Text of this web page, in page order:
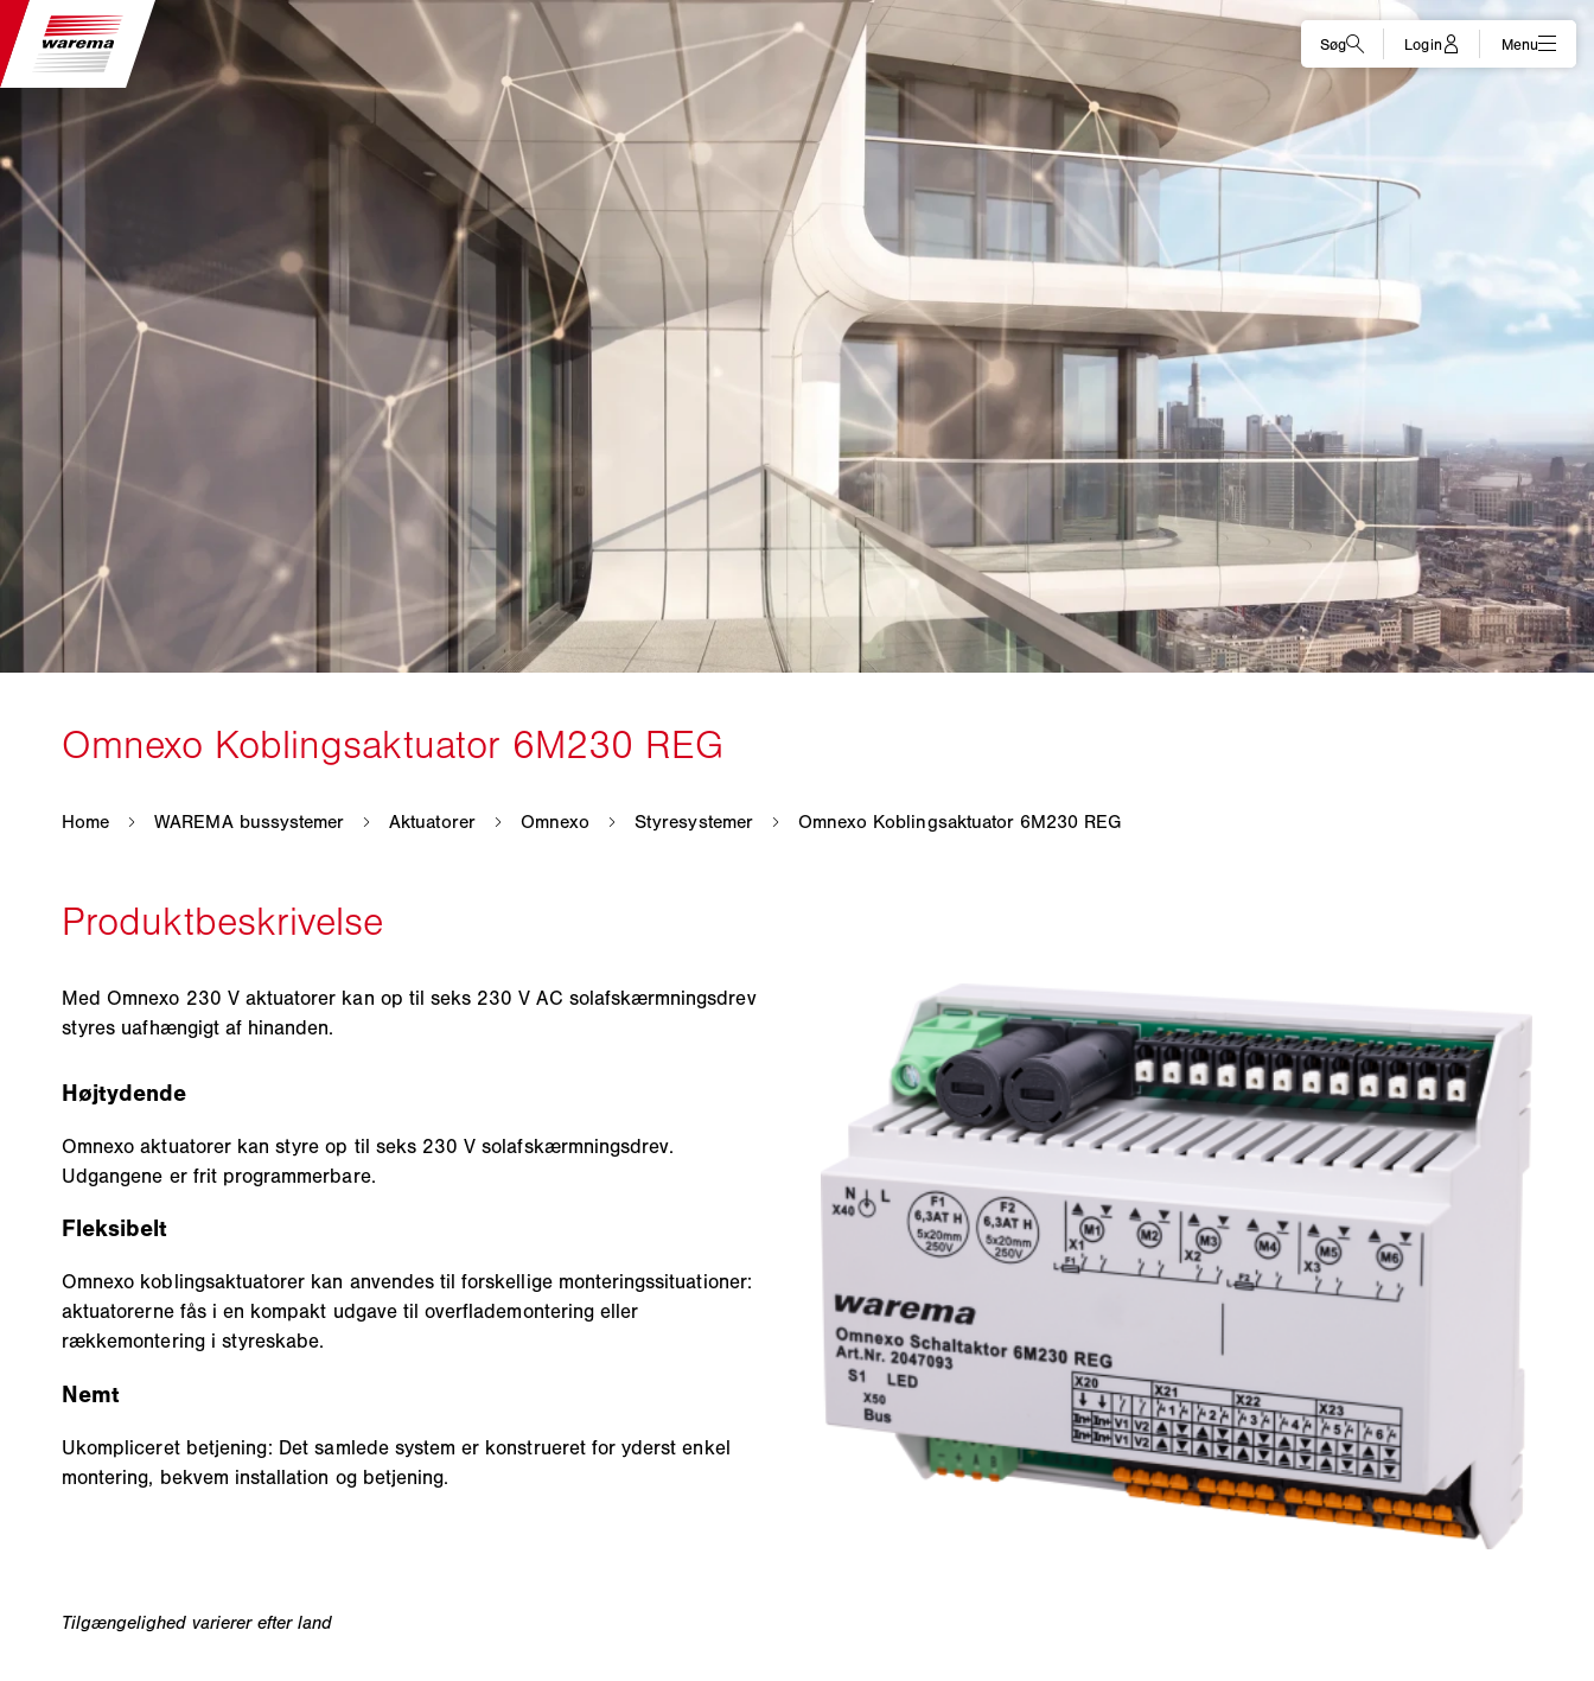
Med Omnexo 230 V aktuatorer kan op til seks 230 V AC solafskærmningsdrev
styres uafhængigt af hinanden.
Højtydende
Omnexo aktuatorer kan styre op til seks 230 V solafskærmningsdrev.
Udgangene er frit programmerbare.
Fleksibelt
Omnexo koblingsaktuatorer kan anvendes til forskellige monteringssituationer:
aktuatorerne fås i en kompakt udgave til overflademontering eller
rækkemontering i styreskabe.
Nemt
Ukompliceret betjening: Det samlede system er konstrueret for yderst enkel
montering, bekvem installation og betjening.